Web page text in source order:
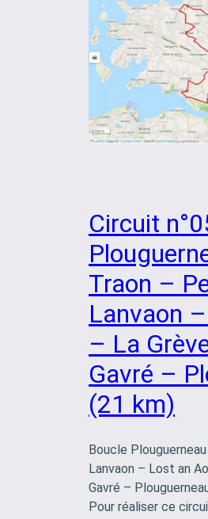
Circuit
Traon –
Lanvaon
– La
Gavré –
(21 km)
Boucle
Lanvaon – Lost an
Gavré –
Pour réaliser ce